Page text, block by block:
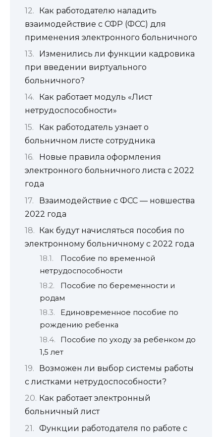
Как работодателю наладить
взаимодействие с СФР (ФСС) для
применения электронного больничного
Изменились ли функции кадровика
при введении виртуального
больничного?
Как работает модуль «Лист
нетрудоспособности»
Как работодатель узнает о
больничном листе сотрудника
Новые правила оформления
электронного больничного листа с 2022
года
Взаимодействие с ФСС — новшества
2022 года
Как будут начисляться пособия по
электронному больничному с 2022 года
Пособие по временной
нетрудоспособности
Пособие по беременности и
родам
Единовременное пособие по
рождению ребенка
Пособие по уходу за ребенком до
1,5 лет
Возможен ли выбор системы работы
с листками нетрудоспособности?
Как работает электронный
больничный лист
Функции работодателя по работе с